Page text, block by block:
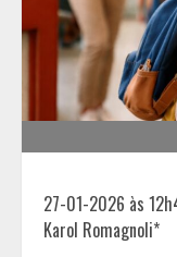
27-01-2026 às
Karol Romagnoli*